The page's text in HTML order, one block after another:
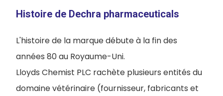
Histoire de Dechra pharmaceuticals
L'histoire de la marque débute à la fin des
années 80 au Royaume-Uni.
Lloyds Chemist PLC rachète plusieurs entités du
domaine vétérinaire (fournisseur, fabricants et